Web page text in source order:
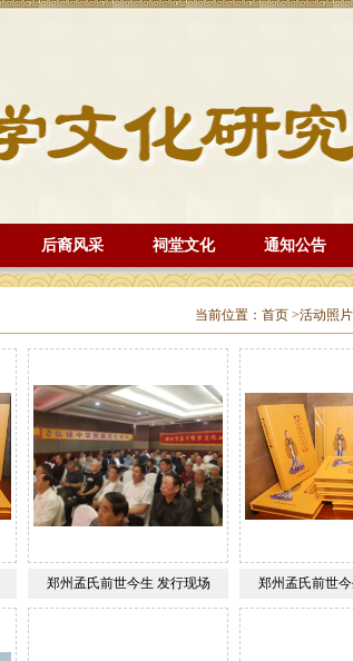
后裔风采 祠堂文化 通知公告
当前位置： 首页 >活动照片
郑州孟氏前世今生 发行现场 郑州孟氏前世